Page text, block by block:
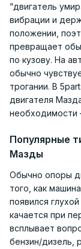
“двигатель
вибрации и
положении,
превращает
по кузову. На
обычно
трогании. В
двигателя
необходимости
Популярные
Мазды
Обычно опоры
того, как
появился
качается при
всплывает
бензин/дизель,